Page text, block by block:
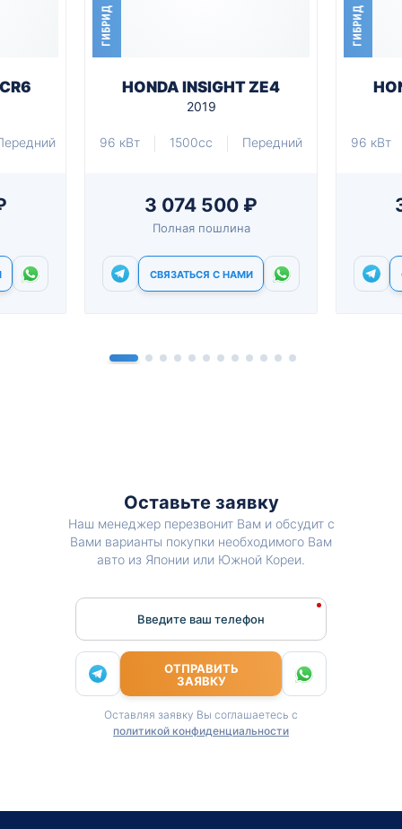
ГИБРИД
HONDA INSIGHT ZE4
2019
96 кВт 1500cc Передний
3 074 500 ₽
Полная пошлина
СВЯЗАТЬСЯ С НАМИ
ГИБРИД
96 кВт
Оставьте заявку
Наш менеджер перезвонит Вам и обсудит с
Вами варианты покупки необходимого Вам
авто из Японии или Южной Кореи.
Введите ваш телефон
ОТПРАВИТЬ
ЗАЯВКУ
Оставляя заявку Вы соглашаетесь с
политикой конфиденциальности